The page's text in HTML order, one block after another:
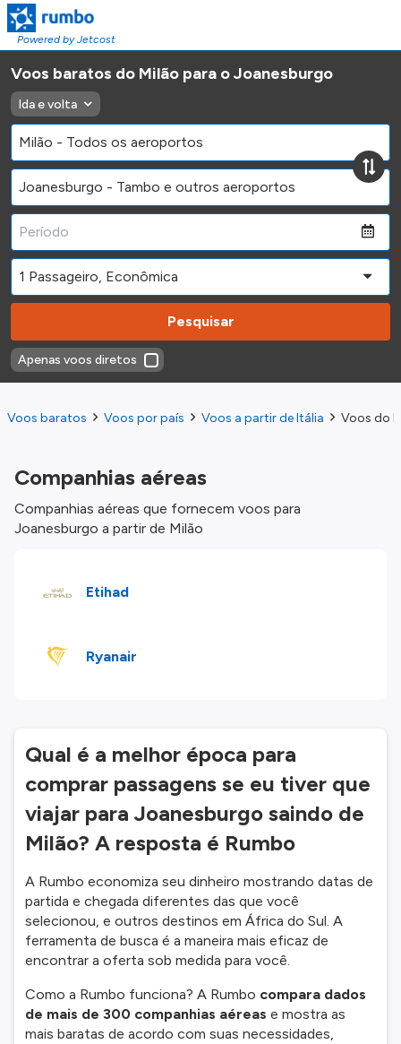
Powered by Jetcost
Voos baratos do Milão para o Joanesburgo
Ida e volta
Pesquisar
Apenas voos diretos
Voos baratos Voos por país Voos a partir de Itália Voos do
Companhias aéreas
Companhias aéreas que fornecem voos para
Joanesburgo a partir de Milão
Etihad
Ryanair
Qual é a melhor época para
comprar passagens se eu tiver que
viajar para Joanesburgo saindo de
Milão? A resposta é Rumbo
A Rumbo economiza seu dinheiro mostrando datas de
partida e chegada diferentes das que você
selecionou, e outros destinos em África do Sul. A
ferramenta de busca é a maneira mais eficaz de
encontrar a oferta sob medida para você.
Como a Rumbo funciona? A Rumbo compara dados
de mais de 300 companhias aéreas e mostra as
mais baratas de acordo com suas necessidades,